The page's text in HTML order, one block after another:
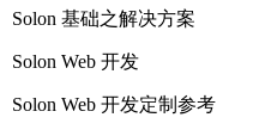
Solon 基础之解决方案
Solon Web 开发
Solon Web 开发定制参考